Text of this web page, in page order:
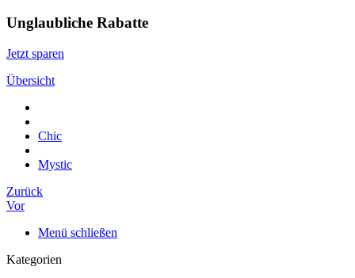
Unglaubliche Rabatte
Jetzt sparen
Übersicht
Chic
Mystic
Zurück
Vor
Menü schließen
Kategorien